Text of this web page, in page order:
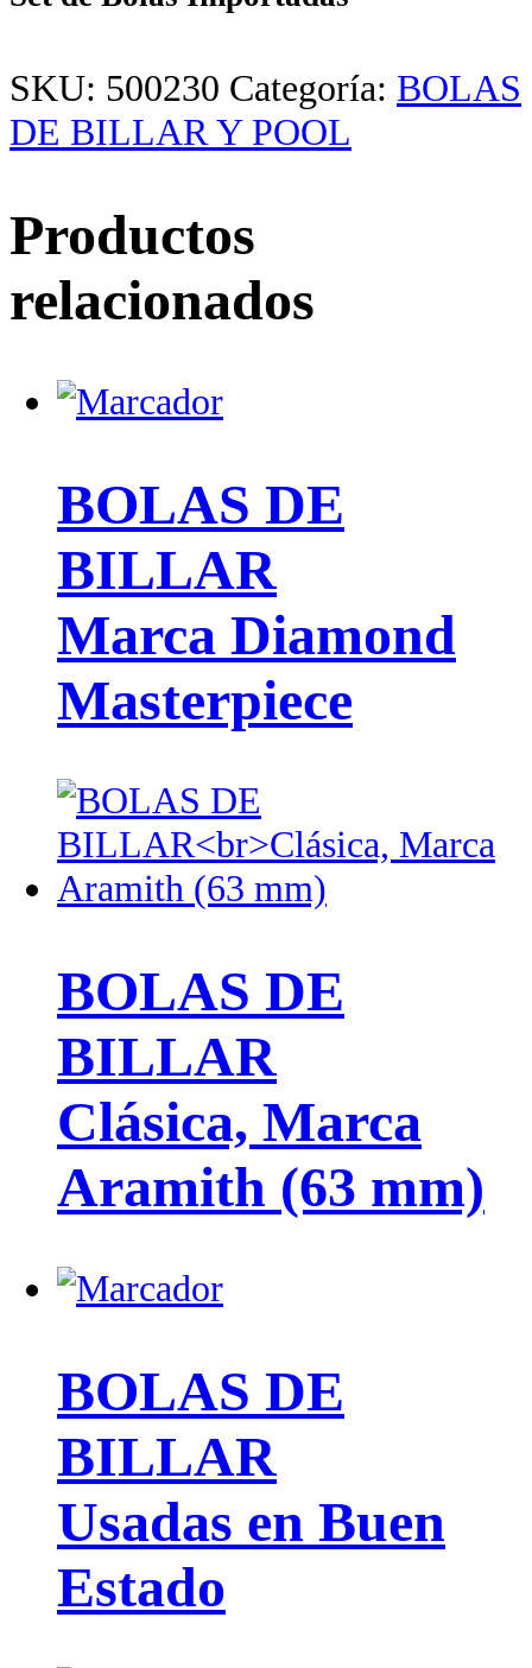
SKU: 500230 Categoría: BOLAS
DE BILLAR Y POOL
Productos
relacionados
BOLAS DE
BILLAR
Marca Diamond
Masterpiece
BOLAS DE
BILLAR
Clásica, Marca
Aramith (63 mm)
BOLAS DE
BILLAR
Usadas en Buen
Estado